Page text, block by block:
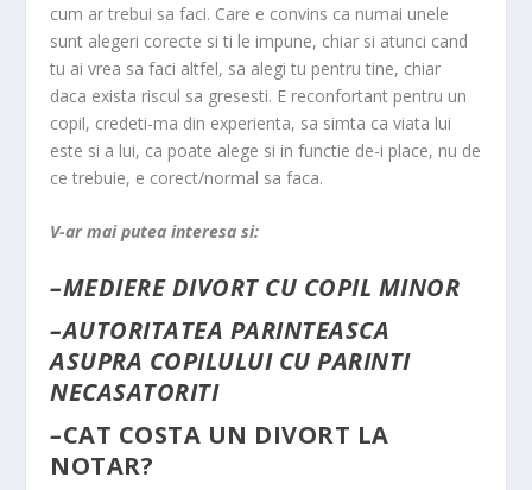
cum ar trebui sa faci. Care e convins ca numai unele
sunt alegeri corecte si ti le impune, chiar si atunci cand
tu ai vrea sa faci altfel, sa alegi tu pentru tine, chiar
daca exista riscul sa gresesti. E reconfortant pentru un
copil, credeti-ma din experienta, sa simta ca viata lui
este si a lui, ca poate alege si in functie de-i place, nu de
ce trebuie, e corect/normal sa faca.
V-ar mai putea interesa si:
–MEDIERE DIVORT CU COPIL MINOR
–AUTORITATEA PARINTEASCA
ASUPRA COPILULUI CU PARINTI
NECASATORITI
–CAT COSTA UN DIVORT LA
NOTAR?